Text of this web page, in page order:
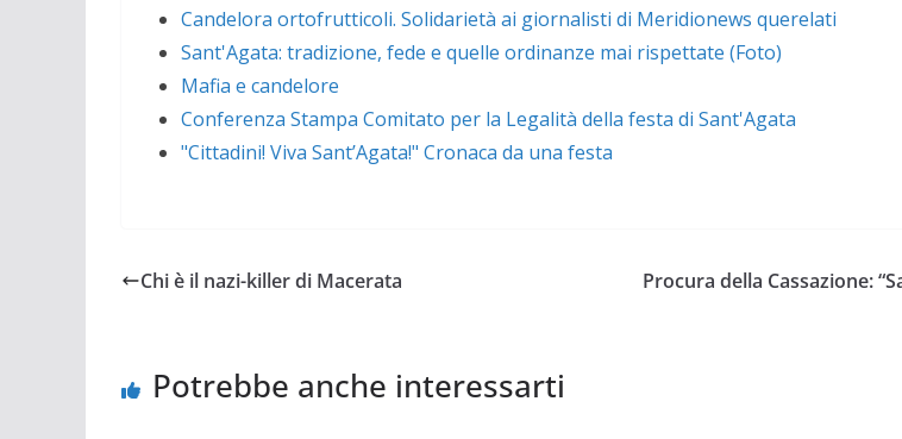
Candelora ortofrutticoli. Solidarietà ai giornalisti di Meridionews querelati
Sant'Agata: tradizione, fede e quelle ordinanze mai rispettate (Foto)
Mafia e candelore
Conferenza Stampa Comitato per la Legalità della festa di Sant'Agata
"Cittadini! Viva Sant’Agata!" Cronaca da una festa
Chi è il nazi-killer di Macerata
Procura della Cassazione:
Potrebbe anche interessarti